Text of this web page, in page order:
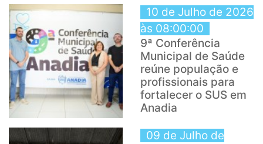
10 de Julho de 2026
às 08:00:00
9ª Conferência
Municipal de Saúde
reúne população e
profissionais para
fortalecer o SUS em
Anadia
09 de Julho de